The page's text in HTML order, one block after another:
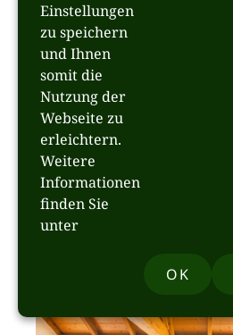
Einstellungen
zu speichern
und Ihnen
somit die
Nutzung der
Webseite zu
erleichtern.
Weitere
Informationen
finden Sie
unter
OK